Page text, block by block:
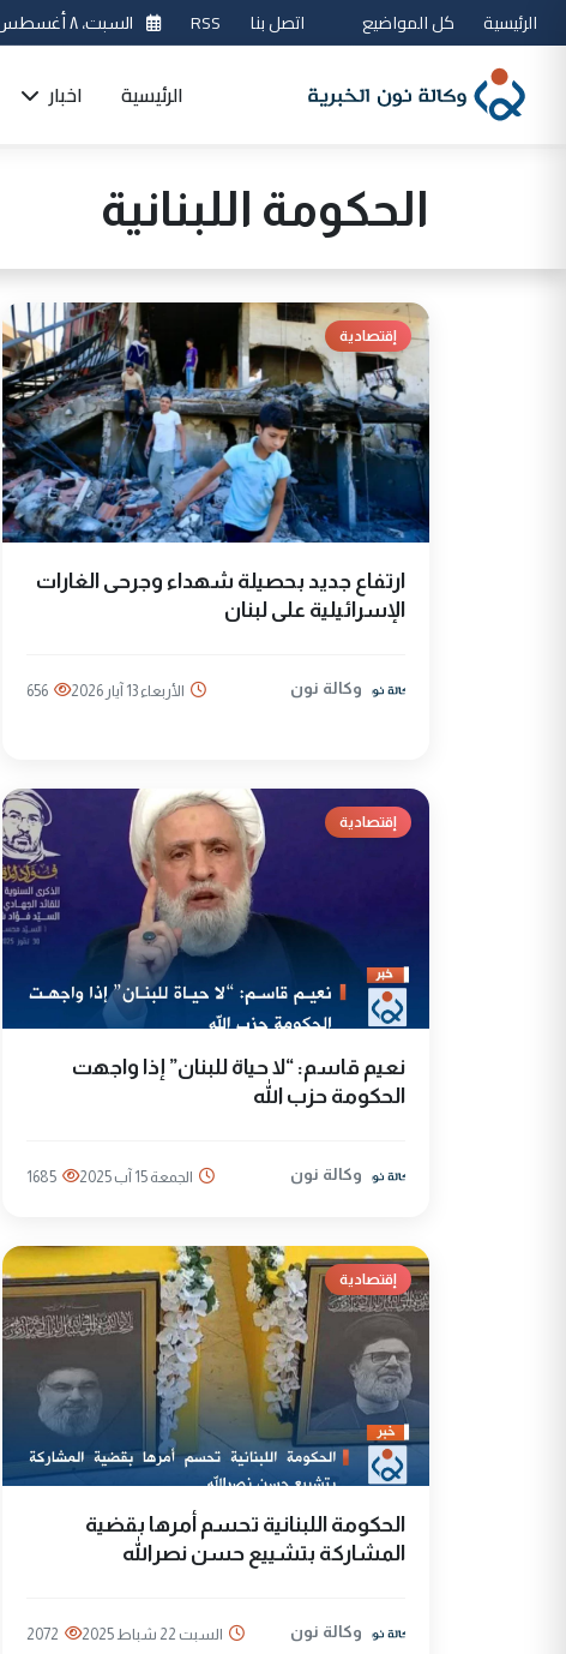
الرئيسية كل المواضيع اتصل بنا RSS السبت، ٨ أغسطس 2026
الرئيسية اخبار
الحكومة اللبنانية
إقتصادية
ارتفاع جديد بحصيلة شهداء وجرحى الغارات
الإسرائيلية على لبنان
وكالة نون الأربعاء 13 آيار 2026 656
إقتصادية
نعيم قاسم: “لا حياة للبنان” إذا واجهت
الحكومة حزب الله
وكالة نون الجمعة 15 آب 2025 1685
إقتصادية
الحكومة اللبنانية تحسم أمرها بقضية
المشاركة بتشييع حسن نصرالله
وكالة نون السبت 22 شباط 2025 2072